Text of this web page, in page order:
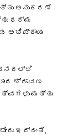
ಅನುಕರಣೆ
ಧರ್ಮ
ಅಭಿಪ್ರಾಯ
ಶ್ರಾವಣ
ಮತ್ತು
ಇದ್ದಂತೆ,